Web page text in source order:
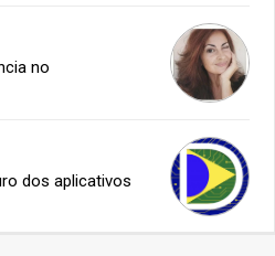
no
dos aplicativos